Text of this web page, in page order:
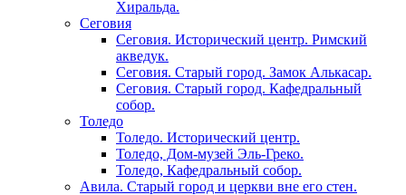
Хиральда.
Сеговия
Сеговия. Исторический центр. Римский
акведук.
Сеговия. Старый город. Замок Алькасар.
Сеговия. Старый город. Кафедральный
собор.
Толедо
Толедо. Исторический центр.
Толедо, Дом-музей Эль-Греко.
Толедо, Кафедральный собор.
Авила. Старый город и церкви вне его стен.